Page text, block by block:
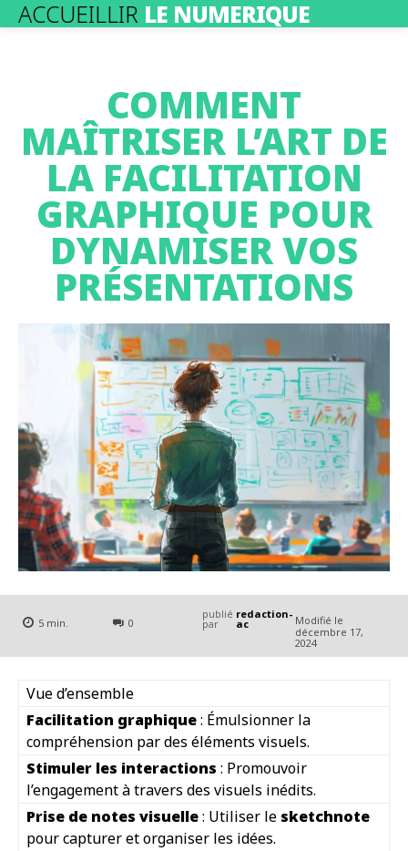
ACCUEILLIR LE NUMERIQUE
COMMENT
MAÎTRISER L’ART DE
LA FACILITATION
GRAPHIQUE POUR
DYNAMISER VOS
PRÉSENTATIONS
5 min. 0
publié
par
redaction-
ac
Modifié le
décembre 17,
2024
Vue d’ensemble
Facilitation graphique: Émulsionner la
compréhension par des éléments visuels.
Stimuler les interactions : Promouvoir
l’engagement à travers des visuels inédits.
Prise de notes visuelle: Utiliser le sketchnote
pour capturer et organiser les idées.